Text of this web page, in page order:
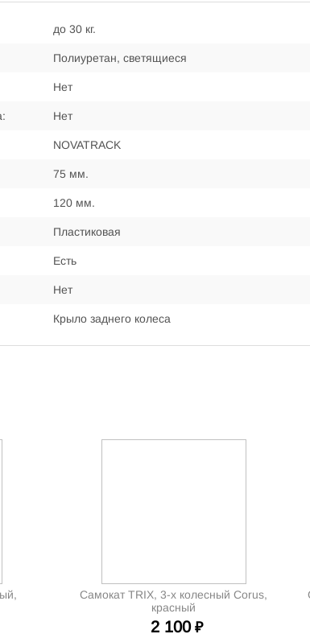
до 30 кг.
Полиуретан, светящиеся
Нет
Нет
NOVATRACK
75 мм.
120 мм.
Пластиковая
Есть
Нет
Крыло заднего колеса
Самокат TRIX, 3-х колесный Corus,
красный
2 100 ₽